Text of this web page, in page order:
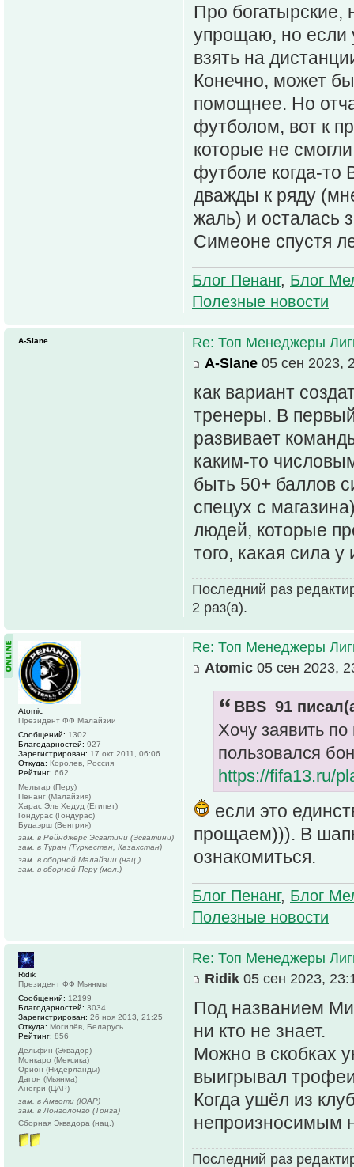
Про богатырские,
упрощаю, но если
взять на
Конечно, может
помощнее. Но
футболом, вот к
которые не
футболе когда-
дважды к ряду
жаль) и осталась
Симеоне спустя
Блог Пенанг, Блог
Полезные новости
Re: Топ Менеджеры
A-Slane 05 сен 2023,
как вариант
тренеры. В
развивает
каким-то
быть 50+ баллов
спецух с
людей, которые
того, какая сила у
Последний раз
2 раз(а).
A-Slane
Re: Топ Менеджеры
Atomic 05 сен 2023,
BBS_91
Хочу заявить
пользовался
https://fifa13.ru/
если это
прощаем))). В
ознакомиться.
Блог Пенанг, Блог
Полезные новости
Atomic
Президент ФФ Малайзии
Сообщений: 1302
Благодарностей: 927
Зарегистрирован: 17 окт 2011, 06:06
Откуда: Королев, Россия
Рейтинг: 662
Мельгар (Перу)
Пенанг (Малайзия)
Харас Эль Хедуд (Египет)
Гондурас (Гондурас)
Будаэрш (Венгрия)
зам. в Рейнджерс Эсватини (Эсватини)
зам. в Туран (Туркестан, Казахстан)
зам. в сборной Малайзии (нац.)
зам. в сборной Перу (мол.)
Re: Топ Менеджеры
Ridik 05 сен 2023,
Под названием
ни кто не знает.
Можно в скобках
выигрывал
Когда ушёл из
непроизносимым
Последний раз
Ridik
Президент ФФ Мьянмы
Сообщений: 12199
Благодарностей: 3034
Зарегистрирован: 26 ноя 2013, 21:25
Откуда: Могилёв, Беларусь
Рейтинг: 856
Дельфин (Эквадор)
Монкаро (Мексика)
Орион (Нидерланды)
Дагон (Мьянма)
Анегри (ЦАР)
зам. в Амвоти (ЮАР)
зам. в Лонголонго (Тонга)
Сборная Эквадора (нац.)